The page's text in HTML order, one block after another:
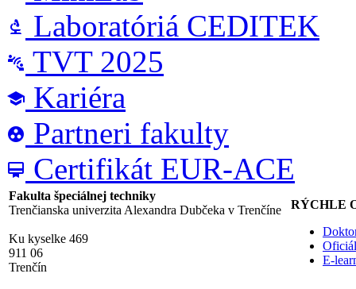
biotech Laboratóriá CEDITEK
connect_without_contact TVT 2025
school Kariéra
group_work Partneri fakulty
card_membership Certifikát EUR-ACE
Fakulta špeciálnej techniky
Trenčianska univerzita Alexandra Dubčeka v Trenčíne
Ku kyselke 469
911 06
Trenčín
RÝCHLE
E-